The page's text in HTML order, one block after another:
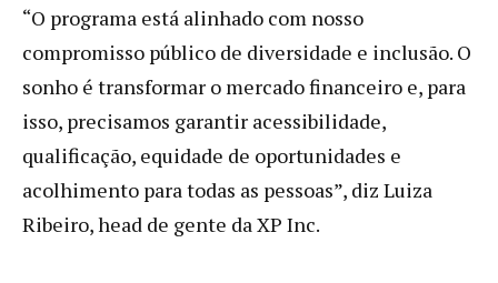
“O programa está alinhado com nosso
compromisso público de diversidade e inclusão. O
sonho é transformar o mercado financeiro e, para
isso, precisamos garantir acessibilidade,
qualificação, equidade de oportunidades e
acolhimento para todas as pessoas”, diz Luiza
Ribeiro, head de gente da XP Inc.